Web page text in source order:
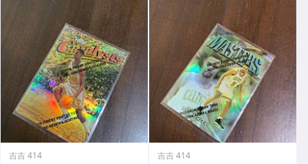
吉吉 414 吉吉 414